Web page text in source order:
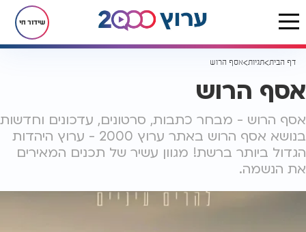
שידור חי
דף הבית תגיות אסף הרוש
אסף הרוש
אסף הרוש - מבחר כתבות, סרטונים, עדכונים וחדשות
בנושא אסף הרוש באתר ערוץ 2000 - ערוץ היהדות
הגדול ביותר ברשת! מגוון עשיר של תכנים המאירים
את הנשמה.